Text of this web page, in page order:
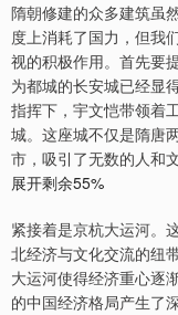
隋朝修建的众多建筑虽
度上消耗了国力，但我
视的积极作用。首先要
为都城的长安城已经显
指挥下，宇文恺带领着
城。这座城不仅是隋唐
市，吸引了无数的人和
展开剩余55%
紧接着是京杭大运河。
北经济与文化交流的纽
大运河使得经济重心逐
的中国经济格局产生了